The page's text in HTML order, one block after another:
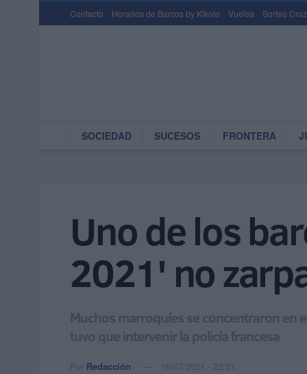
Contacto Horarios de Barcos by Kikoto Vuelos Sorteo
SOCIEDAD SUCESOS FRONTERA
Uno de los
2021' no
Muchos marroquíes se concentraron en
tuvo que intervenir la policía francesa
Por Redacción 16/07/2021 - 22:31